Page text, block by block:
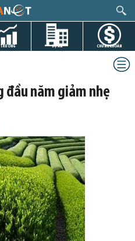
TRƯỜNG DỰ ÁN CHỨNG KHOÁN
đầu năm giảm nhẹ